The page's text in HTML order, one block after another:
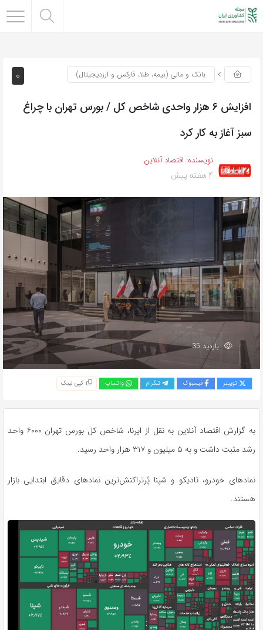
0 بانک و مالی (بیمه، طلا، فارکس و ارزدیجیتال)
افزایش ۶ هزار واحدی شاخص کل / بورس تهران با چراغ
سبز آغاز به کار کرد
نویسنده: اقتصاد آنلاین
4 هفته پیش
بازدید 35
توییتر فیسبوک تلگرام واتساپ کپی لینک
به گزارش اقتصاد آنلاین به نقل از ایرنا، شاخص کل بورس تهران ۶۰۰۰ واحد
رشد مثبت داشت و به ۵ میلیون و ۳۱۷ هزار واحد رسید.
نمادهای خودرو، تادیکو و شپنا پُرتراکنش‌ترین نمادهای دقایق ابتدایی بازار
هستند.